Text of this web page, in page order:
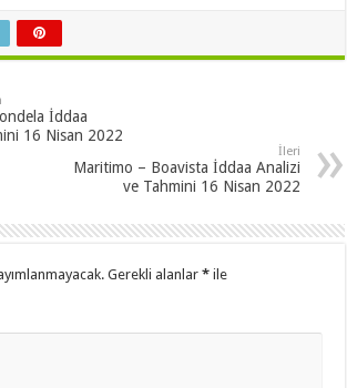
İddaa
16 Nisan 2022
İleri
Maritimo – Boavista İddaa Analizi
ve Tahmini 16 Nisan 2022
Gerekli alanlar* ile